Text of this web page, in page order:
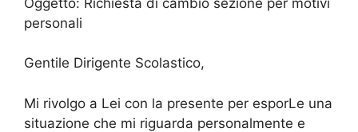
personali
Gentile Dirigente Scolastico,
Mi rivolgo a Lei con la presente per esporLe una
situazione che mi riguarda personalmente e